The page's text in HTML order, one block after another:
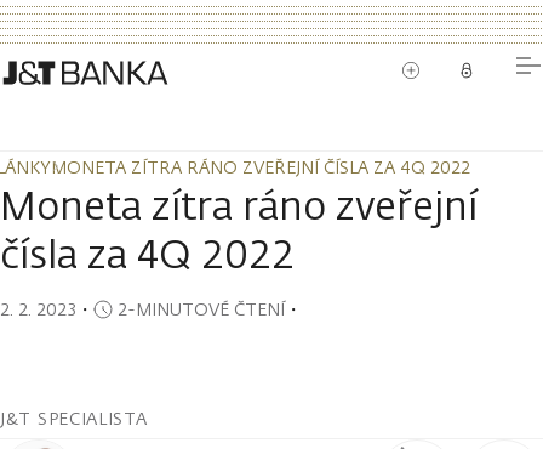
MONETA ZÍTRA RÁNO ZVEŘEJNÍ ČÍSLA ZA 4Q 2022
MONETA ZÍTRA RÁNO ZVEŘEJNÍ ČÍSLA ZA 4Q 2022
Moneta zítra ráno zveřejní
čísla za 4Q 2022
2. 2. 2023 ・ 2-MINUTOVÉ ČTENÍ・
J&T SPECIALISTA